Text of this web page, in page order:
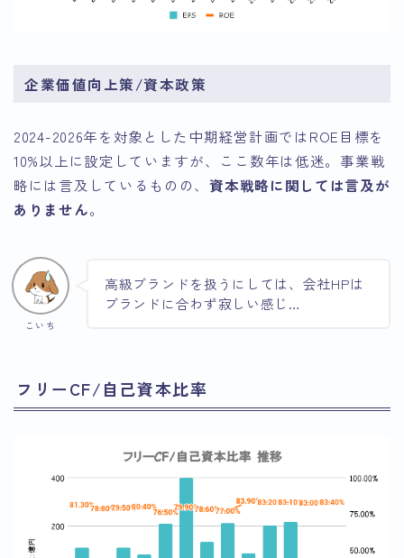
企業価値向上策/資本政策
2024-2026年を対象とした中期経営計画ではROE目標を
10%以上に設定していますが、ここ数年は低迷。事業戦
略には言及しているものの、 資本戦略に関しては言及が
ありません。
こいち
高級ブランドを扱うにしては、会社HPは
ブランドに合わず寂しい感じ…
フリーCF/自己資本比率